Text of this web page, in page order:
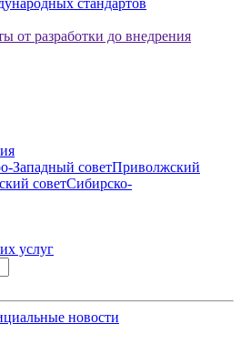
стандартов
от разработки до внедрения
Западный советПриволжский
советСибирско-
услуг
новости